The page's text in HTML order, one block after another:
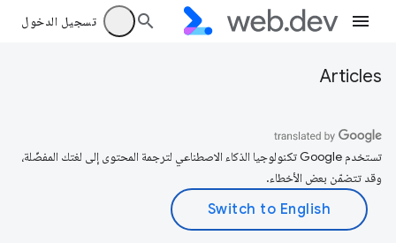
تسجيل الدخول
Articles
تستخدم Google تكنولوجيا الذكاء الاصطناعي لترجمة المحتوى إلى لغتك المفضّلة،
وقد تتضمّن بعض الأخطاء.